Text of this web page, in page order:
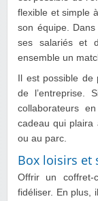
flexible et simple
son équipe.
ses salariés et
ensemble un
Il est possible
de l’entreprise.
collaborateurs
cadeau qui plaira
ou au parc.
Box loisirs et
Offrir un
fidéliser. En plus,